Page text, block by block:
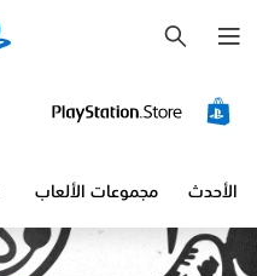
ح
ث
الأحدث مجموعات الألعاب